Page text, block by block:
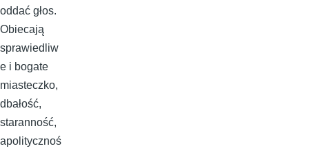
oddać głos.
Obiecają
sprawiedliw
e i bogate
miasteczko,
dbałość,
staranność,
apolitycznoś